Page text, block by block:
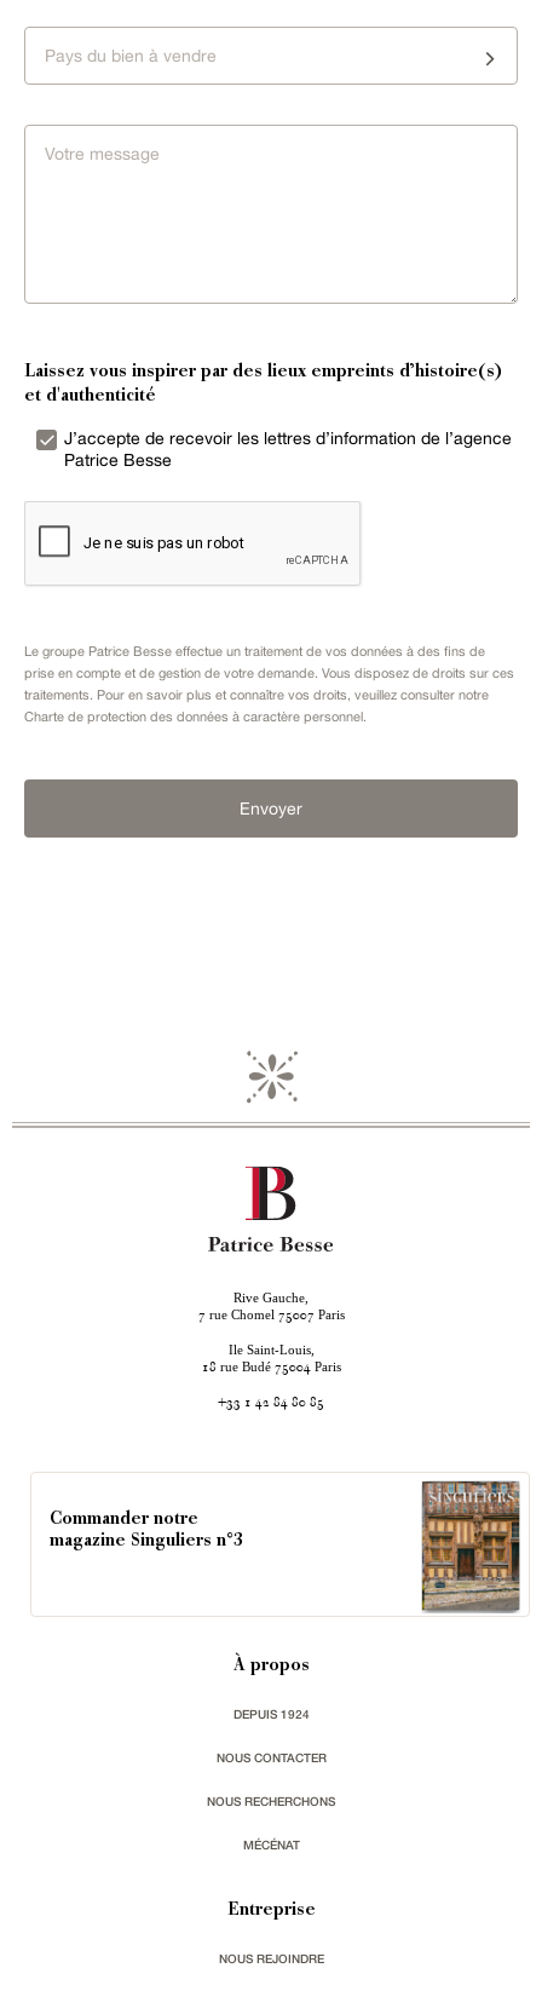
Pays du bien à vendre
Laissez vous inspirer par des lieux empreints d’histoire(s)
et d'authenticité
J’accepte de recevoir les lettres d’information de l’agence
Patrice Besse
Le groupe Patrice Besse effectue un traitement de vos données à des fins de
prise en compte et de gestion de votre demande. Vous disposez de droits sur ces
traitements. Pour en savoir plus et connaître vos droits, veuillez consulter notre
Charte de protection des données à caractère personnel .
Envoyer
Rive Gauche,
7 rue Chomel 75007 Paris
Ile Saint-Louis,
18 rue Budé 75004 Paris
+33 1 42 84 80 85
Commander notre
magazine Singuliers n°3
À propos
DEPUIS 1924
NOUS CONTACTER
NOUS RECHERCHONS
MÉCÉNAT
Entreprise
NOUS REJOINDRE